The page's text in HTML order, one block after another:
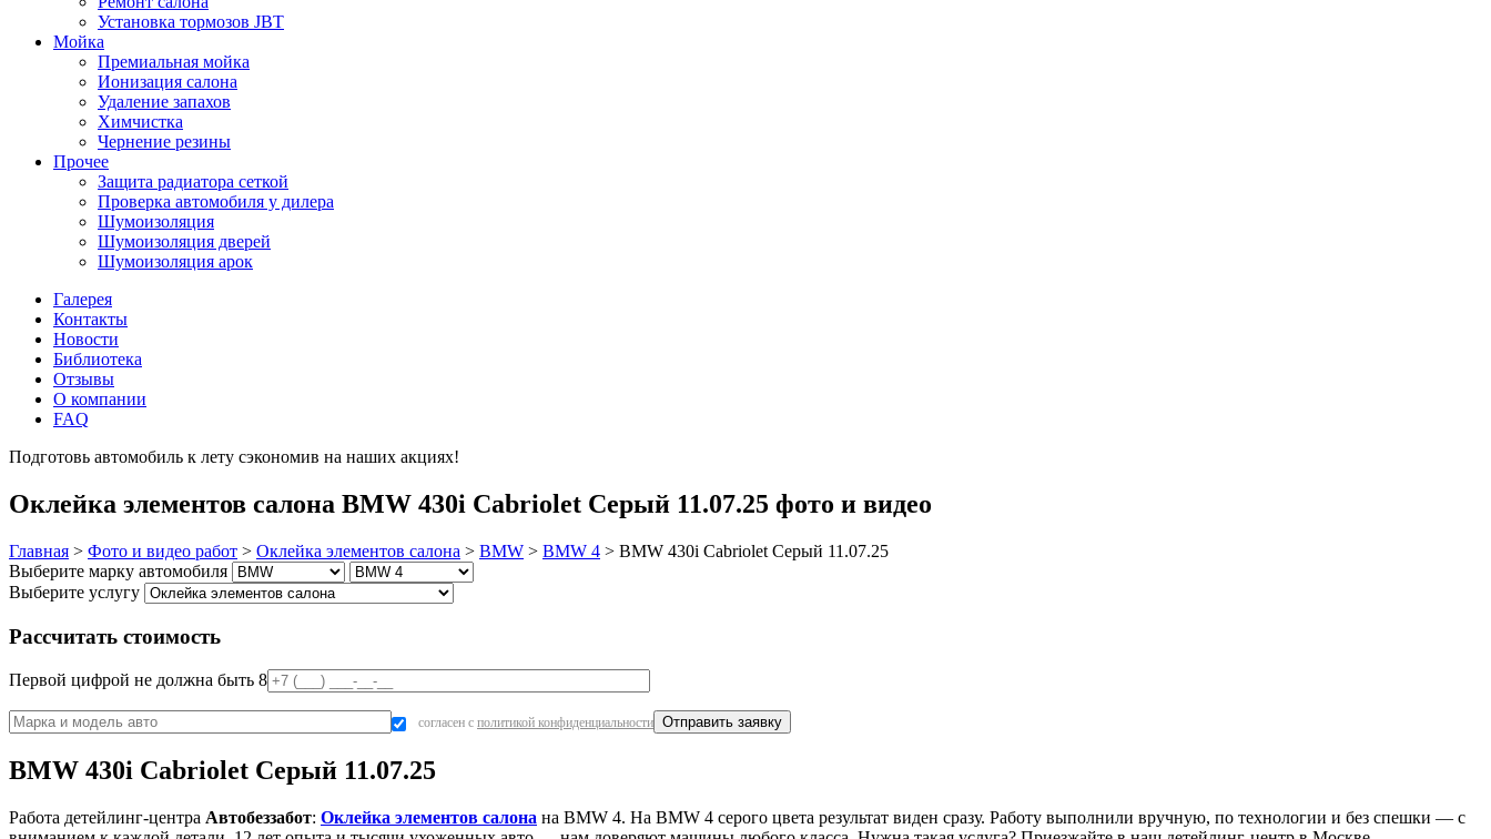
Установка тормозов JBT
Мойка
Премиальная мойка
Ионизация салона
Удаление запахов
Химчистка
Чернение резины
Прочее
Защита радиатора сеткой
Проверка автомобиля у дилера
Шумоизоляция
Шумоизоляция дверей
Шумоизоляция арок
Галерея
Контакты
Новости
Библиотека
Отзывы
О компании
FAQ
Подготовь автомобиль к лету сэкономив на наших акциях!
Оклейка элементов салона BMW 430i Cabriolet Серый 11.07.25 фото и видео
Главная > Фото и видео работ > Оклейка элементов салона > BMW > BMW 4 > BMW 430i Cabriolet Серый 11.07.25
Выберите марку автомобиля
Выберите услугу
Рассчитать стоимость
Первой цифрой не должна быть 8
согласен с политикой конфиденциальности
BMW 430i Cabriolet Серый 11.07.25
Работа детейлинг-центра Автобеззабот: Оклейка элементов салона на BMW 4. На BMW 4 серого цвета результат виден сразу. Работу выполнили вручную, по технологии и без спешки — с